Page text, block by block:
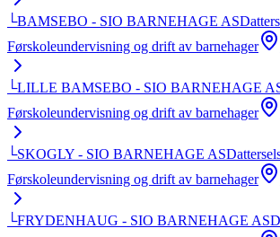
└BAMSEBO - SIO BARNEHAGE AS
Førskoleundervisning og drift av barnehager
└LILLE BAMSEBO - SIO BARNEHAGE
Førskoleundervisning og drift av barnehager
└SKOGLY - SIO BARNEHAGE AS
Førskoleundervisning og drift av barnehager
└FRYDENHAUG - SIO BARNEHAGE AS